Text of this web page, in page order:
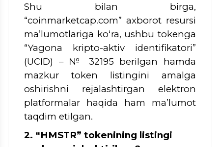
Shu bilan birga,
“coinmarketcap.com” axborot resursi
ma’lumotlariga ko‘ra, ushbu tokenga
“Yagona kripto-aktiv identifikatori”
(UCID) – № 32195 berilgan hamda
mazkur token listingini amalga
oshirishni rejalashtirgan elektron
platformalar haqida ham ma’lumot
taqdim etilgan.
2. “HMSTR” tokenining listingi